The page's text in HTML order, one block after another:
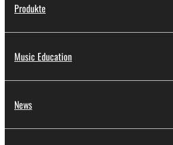
Produkte
Music Education
News